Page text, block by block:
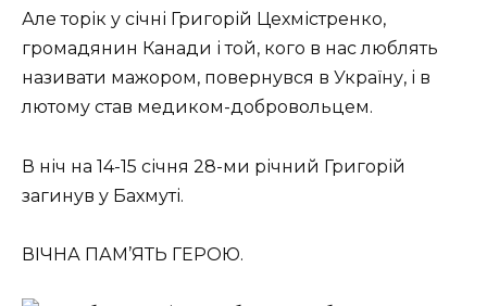
Але торік у січні Григорій Цехмістренко,
громадянин Канади і той, кого в нас люблять
називати мажором, повернувся в Україну, і в
лютому став медиком-добровольцем.
В ніч на 14-15 січня 28-ми річний Григорій
загинув у Бахмуті.
ВІЧНА ПАМ’ЯТЬ ГЕРОЮ.